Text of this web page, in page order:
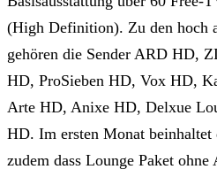
(High Definition). Zu den hoch
gehören die Sender ARD HD,
HD, ProSieben HD, Vox HD,
Arte HD, Anixe HD, Delxue
HD. Im ersten Monat
zudem dass Lounge Paket